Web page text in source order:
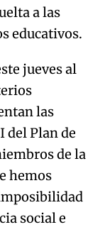
a las
educativos.
jueves al
las
del Plan de
de la
hemos
social e